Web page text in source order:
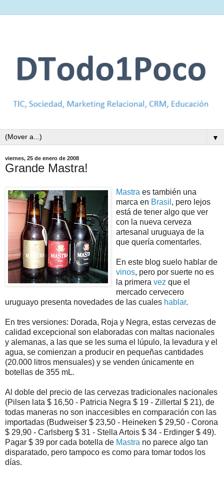
▼
viernes, 25 de enero de 2008
Grande Mastra!
Mastra es también una
marca en Brasil , pero lejos
está de tener algo que ver
con la nueva cerveza
artesanal uruguaya de la
que quería comentarles.
En este blog suelo hablar de
vinos, pero por suerte no es
la primera vez que el
mercado cervecero
uruguayo presenta novedades de las cuales hablar.
En tres versiones: Dorada, Roja y Negra, estas cervezas de
calidad excepcional son elaboradas con maltas nacionales
y alemanas, a las que se les suma el lúpulo, la levadura y el
agua, se comienzan a producir en pequeñas cantidades
(20.000 litros mensuales) y se venden únicamente en
botellas de 355 mL.
Al doble del precio de las cervezas tradicionales nacionales
(Pilsen lata $ 16,50 - Patricia Negra $ 19 - Zillertal $ 21), de
todas maneras no son inaccesibles en comparación con las
importadas (Budweiser $ 23,50 - Heineken $ 29,50 - Corona
$ 29,90 - Carlsberg $ 31 - Stella Artois $ 34 - Erdinger $ 49).
Pagar $ 39 por cada botella de Mastra no parece algo tan
disparatado, pero tampoco es como para tomar todos los
días.